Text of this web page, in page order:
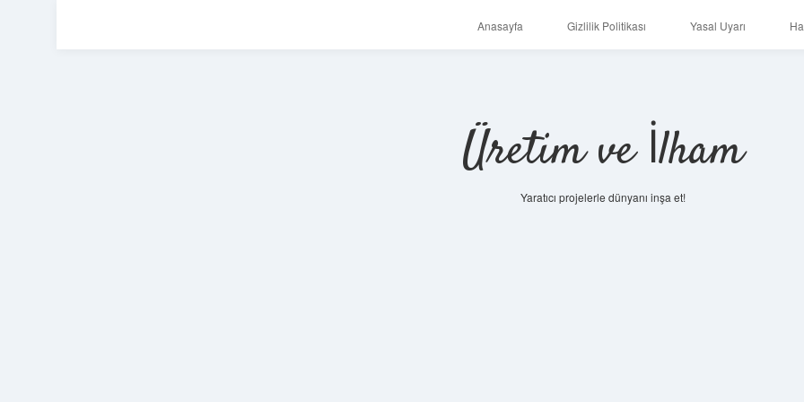
Anasayfa Gizlilik Politikası Yasal Uyarı
Üretim ve İlham
Yaratıcı projelerle dünyanı inşa et!